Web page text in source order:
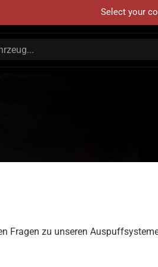
Select your
Fragen zu unseren